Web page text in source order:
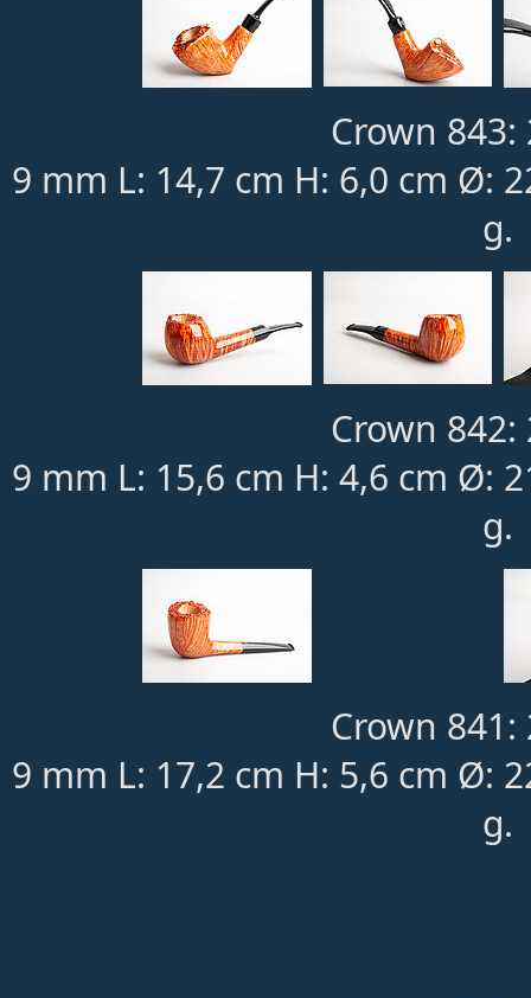
Crown 843:
9 mm L: 14,7 cm H: 6,0 cm Ø:
g.
Crown 842:
9 mm L: 15,6 cm H: 4,6 cm Ø:
g.
Crown 841:
9 mm L: 17,2 cm H: 5,6 cm Ø:
g.